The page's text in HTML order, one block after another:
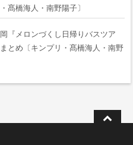
髙橋海人・南野陽子〕
『メロンづくし日帰りバスツア
とめ〔キンプリ・髙橋海人・南野